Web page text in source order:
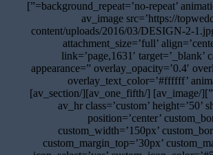
background_repeat=’no-repeat’ animation=” mobile_display=”]
[av_image src=’https://
content/uploads/2016/03/DESIGN-2-
attachment_size=’full’
link=’page,1631′ target=’_blank’
appearance=” overlay_opacity=’0.4′
overlay_text_color=’#ffffff’
admin_preview_bg=”][/av_image] [/av_one_fifth][/av_section]
[av_hr class=’custom’ height=’50’
position=’center’
custom_width=’150px’
custom_margin_top=’30px’